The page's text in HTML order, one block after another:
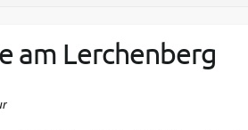
am Lerchenberg